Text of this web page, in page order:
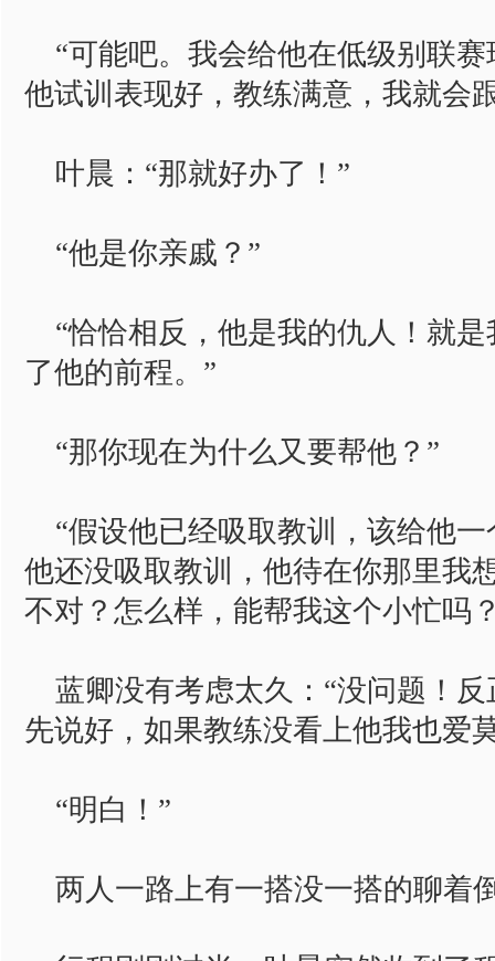
“可能吧。我会给他在低级别联
他试训表现好，教练满意，我就会
叶晨：“那就好办了！”
“他是你亲戚？”
“恰恰相反，他是我的仇人！就
了他的前程。”
“那你现在为什么又要帮他？”
“假设他已经吸取教训，该给他
他还没吸取教训，他待在你那里我
不对？怎么样，能帮我这个小忙吗
蓝卿没有考虑太久：“没问题！
先说好，如果教练没看上他我也爱
“明白！”
两人一路上有一搭没一搭的聊着